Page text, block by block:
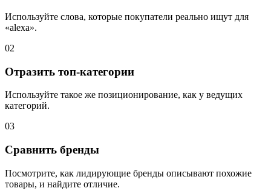
Используйте слова, которые покупатели реально ищут для
«alexa».
02
Отразить топ-категории
Используйте такое же позиционирование, как у ведущих
категорий.
03
Сравнить бренды
Посмотрите, как лидирующие бренды описывают похожие
товары, и найдите отличие.